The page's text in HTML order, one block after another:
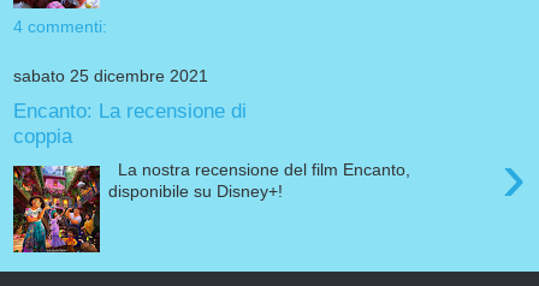
4 commenti:
sabato 25 dicembre 2021
Encanto: La recensione di
coppia
›
La nostra recensione del film Encanto,
disponibile su Disney+!